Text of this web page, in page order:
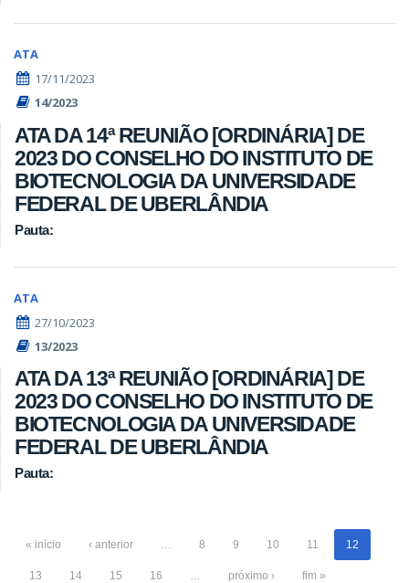
ATA
17/11/2023
14/2023
ATA DA 14ª REUNIÃO [ORDINÁRIA] DE
2023 DO CONSELHO DO INSTITUTO DE
BIOTECNOLOGIA DA UNIVERSIDADE
FEDERAL DE UBERLÂNDIA
Pauta:
ATA
27/10/2023
13/2023
ATA DA 13ª REUNIÃO [ORDINÁRIA] DE
2023 DO CONSELHO DO INSTITUTO DE
BIOTECNOLOGIA DA UNIVERSIDADE
FEDERAL DE UBERLÂNDIA
Pauta:
« início ‹ anterior … 8 9 10 11 12
13 14 15 16 … próximo › fim »